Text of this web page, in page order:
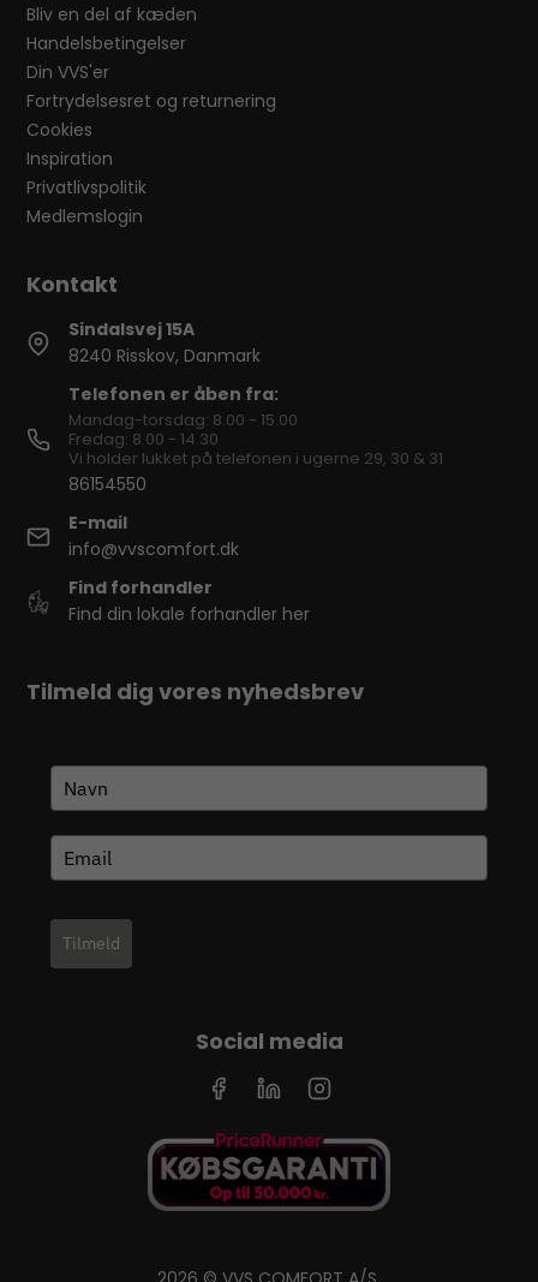
Bliv en del af kæden
Handelsbetingelser
Din VVS'er
Fortrydelsesret og returnering
Cookies
Inspiration
Privatlivspolitik
Medlemslogin
Sindalsvej 15A
8240 Risskov, Danmark
Telefonen er åben fra:
Mandag-torsdag: 8.00 - 15.00
Fredag: 8.00 - 14.30
Vi holder lukket på telefonen i ugerne 29, 30 & 31
86154550
E-mail
info@vvscomfort.dk
Find forhandler
Find din lokale forhandler her
Tilmeld dig vores nyhedsbrev
Tilmeld
Social media